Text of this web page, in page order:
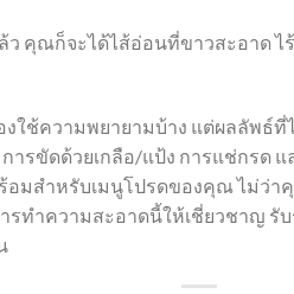
ว คุณก็จะได้ไส้อ่อนที่ขาวสะอาด
ใช้ความพยายามบ้าง แต่ผลลัพธ์
ารขัดด้วยเกลือ/แป้ง การแช่กรด
มสำหรับเมนูโปรดของคุณ ไม่ว่า
รทำความสะอาดนี้ให้เชี่ยวชาญ